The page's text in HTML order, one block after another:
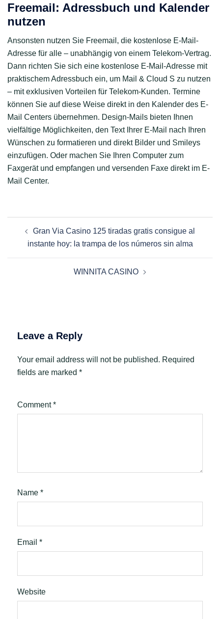
Freemail: Adressbuch und Kalender
nutzen
Ansonsten nutzen Sie Freemail, die kostenlose E-Mail-
Adresse für alle – unabhängig von einem Telekom-Vertrag.
Dann richten Sie sich eine kostenlose E-Mail-Adresse mit
praktischem Adressbuch ein, um Mail & Cloud S zu nutzen
– mit exklusiven Vorteilen für Telekom-Kunden. Termine
können Sie auf diese Weise direkt in den Kalender des E-
Mail Centers übernehmen. Design-Mails bieten Ihnen
vielfältige Möglichkeiten, den Text Ihrer E-Mail nach Ihren
Wünschen zu formatieren und direkt Bilder und Smileys
einzufügen. Oder machen Sie Ihren Computer zum
Faxgerät und empfangen und versenden Faxe direkt im E-
Mail Center.
navigation
Gran Via Casino 125 tiradas gratis consigue al
instante hoy: la trampa de los números sin alma
WINNITA CASINO
Leave a Reply
Your email address will not be published. Required
fields are marked *
Comment*
Name *
Email *
Website